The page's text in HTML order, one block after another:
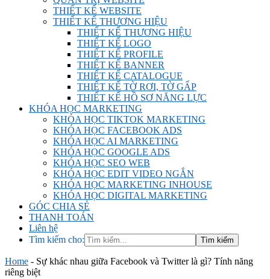
THIẾT KẾ WEBSITE
THIẾT KẾ THƯƠNG HIỆU
THIẾT KẾ THƯƠNG HIỆU
THIẾT KẾ LOGO
THIẾT KẾ PROFILE
THIẾT KẾ BANNER
THIẾT KẾ CATALOGUE
THIẾT KẾ TỜ RƠI, TỜ GẤP
THIẾT KẾ HỒ SƠ NĂNG LỰC
KHÓA HỌC MARKETING
KHÓA HỌC TIKTOK MARKETING
KHÓA HỌC FACEBOOK ADS
KHÓA HỌC AI MARKETING
KHÓA HỌC GOOGLE ADS
KHÓA HỌC SEO WEB
KHÓA HỌC EDIT VIDEO NGẮN
KHÓA HỌC MARKETING INHOUSE
KHÓA HỌC DIGITAL MARKETING
GÓC CHIA SẺ
THANH TOÁN
Liên hệ
Tìm kiếm cho:
Home - Sự khác nhau giữa Facebook và Twitter là gì? Tính năng
riêng biệt